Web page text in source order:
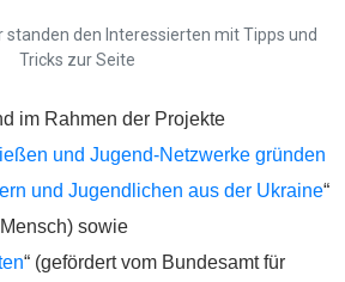
standen den Interessierten mit Tipps und
Tricks zur Seite
im Rahmen der Projekte
und Jugend-Netzwerke gründen
und Jugendlichen aus der Ukraine“
sowie
“ (gefördert vom Bundesamt für
Baranowski
Reichsstraße 6
05331/902626
[at] freiwillig-
engagiert.de